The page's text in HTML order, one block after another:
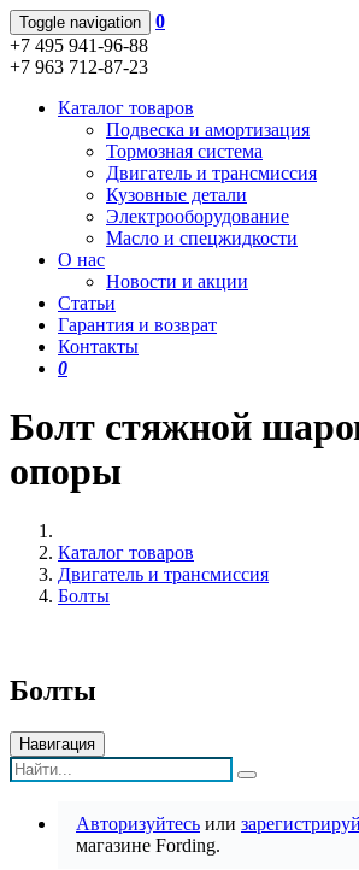
Toggle navigation
0
+7 495 941-96-88
+7 963 712-87-23
Каталог товаров
Подвеска и амортизация
Тормозная система
Двигатель и трансмиссия
Кузовные детали
Электрооборудование
Масло и спецжидкости
О нас
Новости и акции
Статьи
Гарантия и возврат
Контакты
0
Болт стяжной
опоры
Каталог товаров
Двигатель и трансмиссия
Болты
Болты
Навигация
Авторизуйтесь или
магазине Fording.